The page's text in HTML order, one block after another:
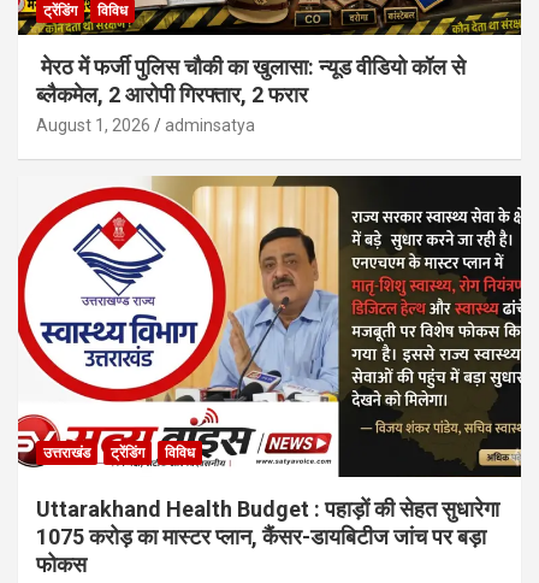
ट्रेंडिंग विविध
मेरठ में फर्जी पुलिस चौकी का खुलासा: न्यूड वीडियो कॉल से
ब्लैकमेल, 2 आरोपी गिरफ्तार, 2 फरार
August 1, 2026 adminsatya
उत्तराखंड ट्रेंडिंग विविध
Uttarakhand Health Budget : पहाड़ों की सेहत सुधारेगा
1075 करोड़ का मास्टर प्लान, कैंसर-डायबिटीज जांच पर बड़ा
फोकस